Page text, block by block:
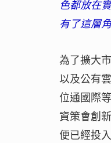
色都放在
有了這層
為了擴大
以及公有
位通國際
資策會創
便已經投